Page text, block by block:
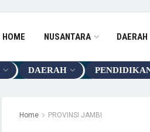
HOME NUSANTARA DAERAH
DAERAH
Home PROVINSI JAMBI